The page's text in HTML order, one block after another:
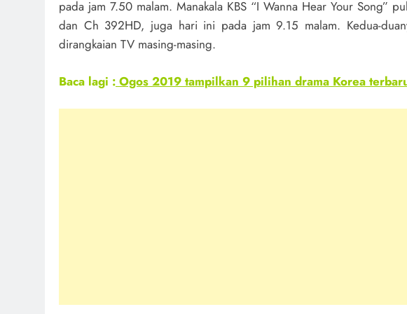
pada jam 7.50 malam. Manakala KBS “I Wanna Hear Your Song”
dan Ch 392HD, juga hari ini pada jam 9.15 malam. Kedua-
dirangkaian TV masing-masing.
Baca lagi : Ogos 2019 tampilkan 9 pilihan drama Korea